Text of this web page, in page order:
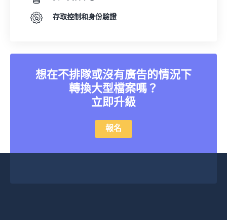
存取控制和身份驗證
想在不排隊或沒有廣告的情況下
轉換大型檔案嗎？
立即升級
報名